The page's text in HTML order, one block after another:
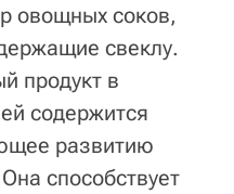
овощных соков,
свеклу.
продукт в
содержится
развитию
способствует